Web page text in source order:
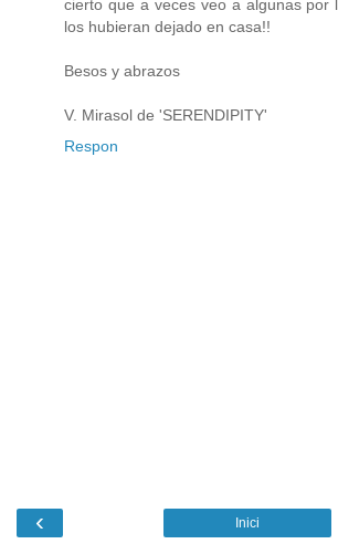
cierto que a veces veo a algunas por
los hubieran dejado en casa!!
Besos y abrazos
V. Mirasol de 'SERENDIPITY'
Respon
‹ Inici